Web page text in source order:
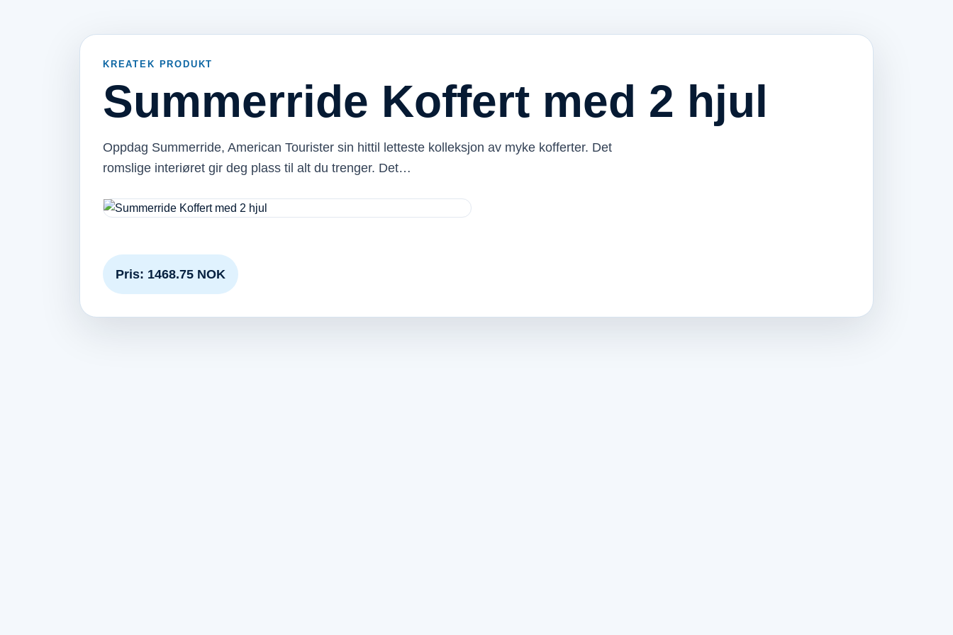
KREATEK PRODUKT
Summerride Koffert med 2 hjul
Oppdag Summerride, American Tourister sin hittil letteste kolleksjon av myke kofferter. Det
romslige interiøret gir deg plass til alt du trenger. Det…
Pris: 1468.75 NOK